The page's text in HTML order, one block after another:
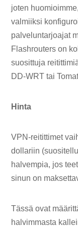
joten
valmiiksi
palveluntarjoajat
Flashrouters on
suosittuja
DD-WRT tai
Hinta
VPN-reitittimet
dollariin
halvempia, jos
sinun on
Tässä ovat
halvimmasta